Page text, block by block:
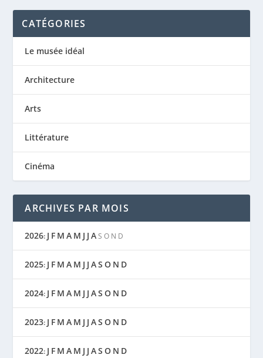
CATÉGORIES
Le musée idéal
Architecture
Arts
Littérature
Cinéma
ARCHIVES PAR MOIS
2026: J F M A M J J A S O N D
2025: J F M A M J J AS O N D
2024: J F M A M J J AS O N D
2023: J F M A M J J AS O N D
2022: J F M A M J J AS O N D